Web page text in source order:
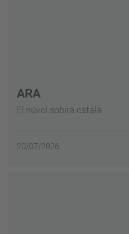
ARA
El núvol sobirà català
20/07/2026